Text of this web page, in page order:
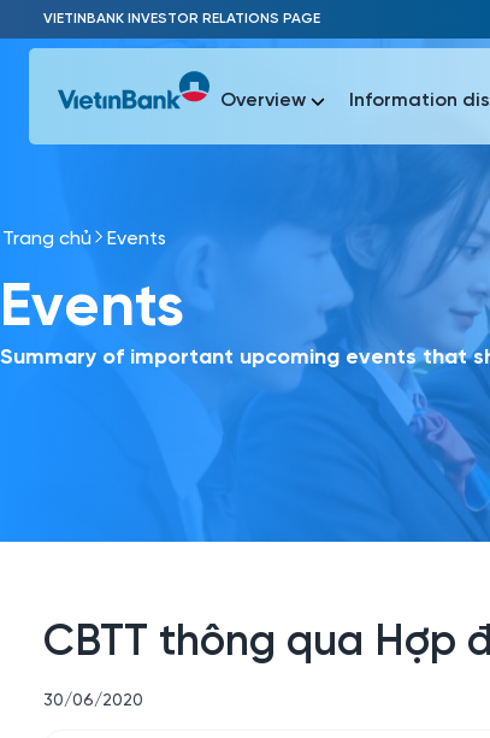
Skip to Main Content
VIETINBANK INVESTOR RELATIONS PAGE
Overview Information
Trang chủ Events
Events
Summary of important upcoming events that
CBTT thông qua Hợp
30/06/2020